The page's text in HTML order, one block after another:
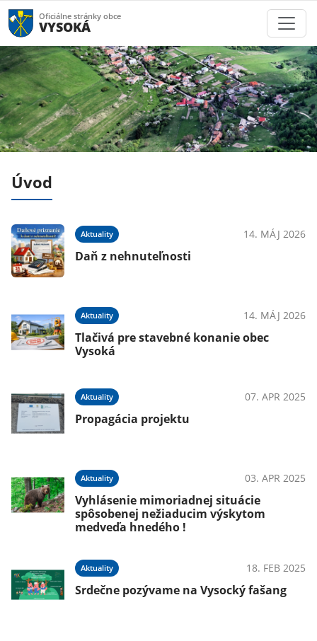
Oficiálne stránky obce
VYSOKÁ
Úvod
Aktuality 14. MÁJ 2026
Daň z nehnuteľnosti
Aktuality 14. MÁJ 2026
Tlačivá pre stavebné konanie obec
Vysoká
Aktuality 07. APR 2025
Propagácia projektu
Aktuality 03. APR 2025
Vyhlásenie mimoriadnej situácie
spôsobenej nežiaducim výskytom
medveďa hnedého !
Aktuality 18. FEB 2025
Srdečne pozývame na Vysocký fašang